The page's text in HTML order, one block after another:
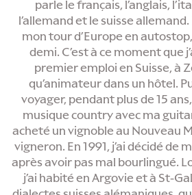
parle le français, l’anglais,
l’allemand et le suisse allemand.
mon tour d’Europe en
demi. C’est à ce moment que
premier emploi en Suisse, à
qu’animateur dans un hôtel.
voyager, pendant plus de 15
musique country avec ma
acheté un vignoble au Nouveau
vigneron. En 1991, j’ai décidé de
après avoir pas mal bourlingué.
j’ai habité en Argovie et à St-